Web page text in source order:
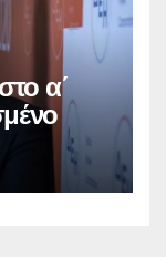
α΄